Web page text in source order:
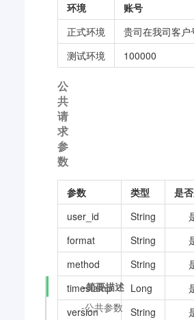
环境
账号
正式环境
贵司在我司客户
测试环境
100000
公
共
请
求
参
数
参数 类型
是
user_id
String
format
String
method
String
timestamp
Long
version
String
-简要描述
-公共参数